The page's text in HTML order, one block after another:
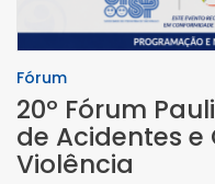
Fórum
20º Fórum
de Acidentes
Violência